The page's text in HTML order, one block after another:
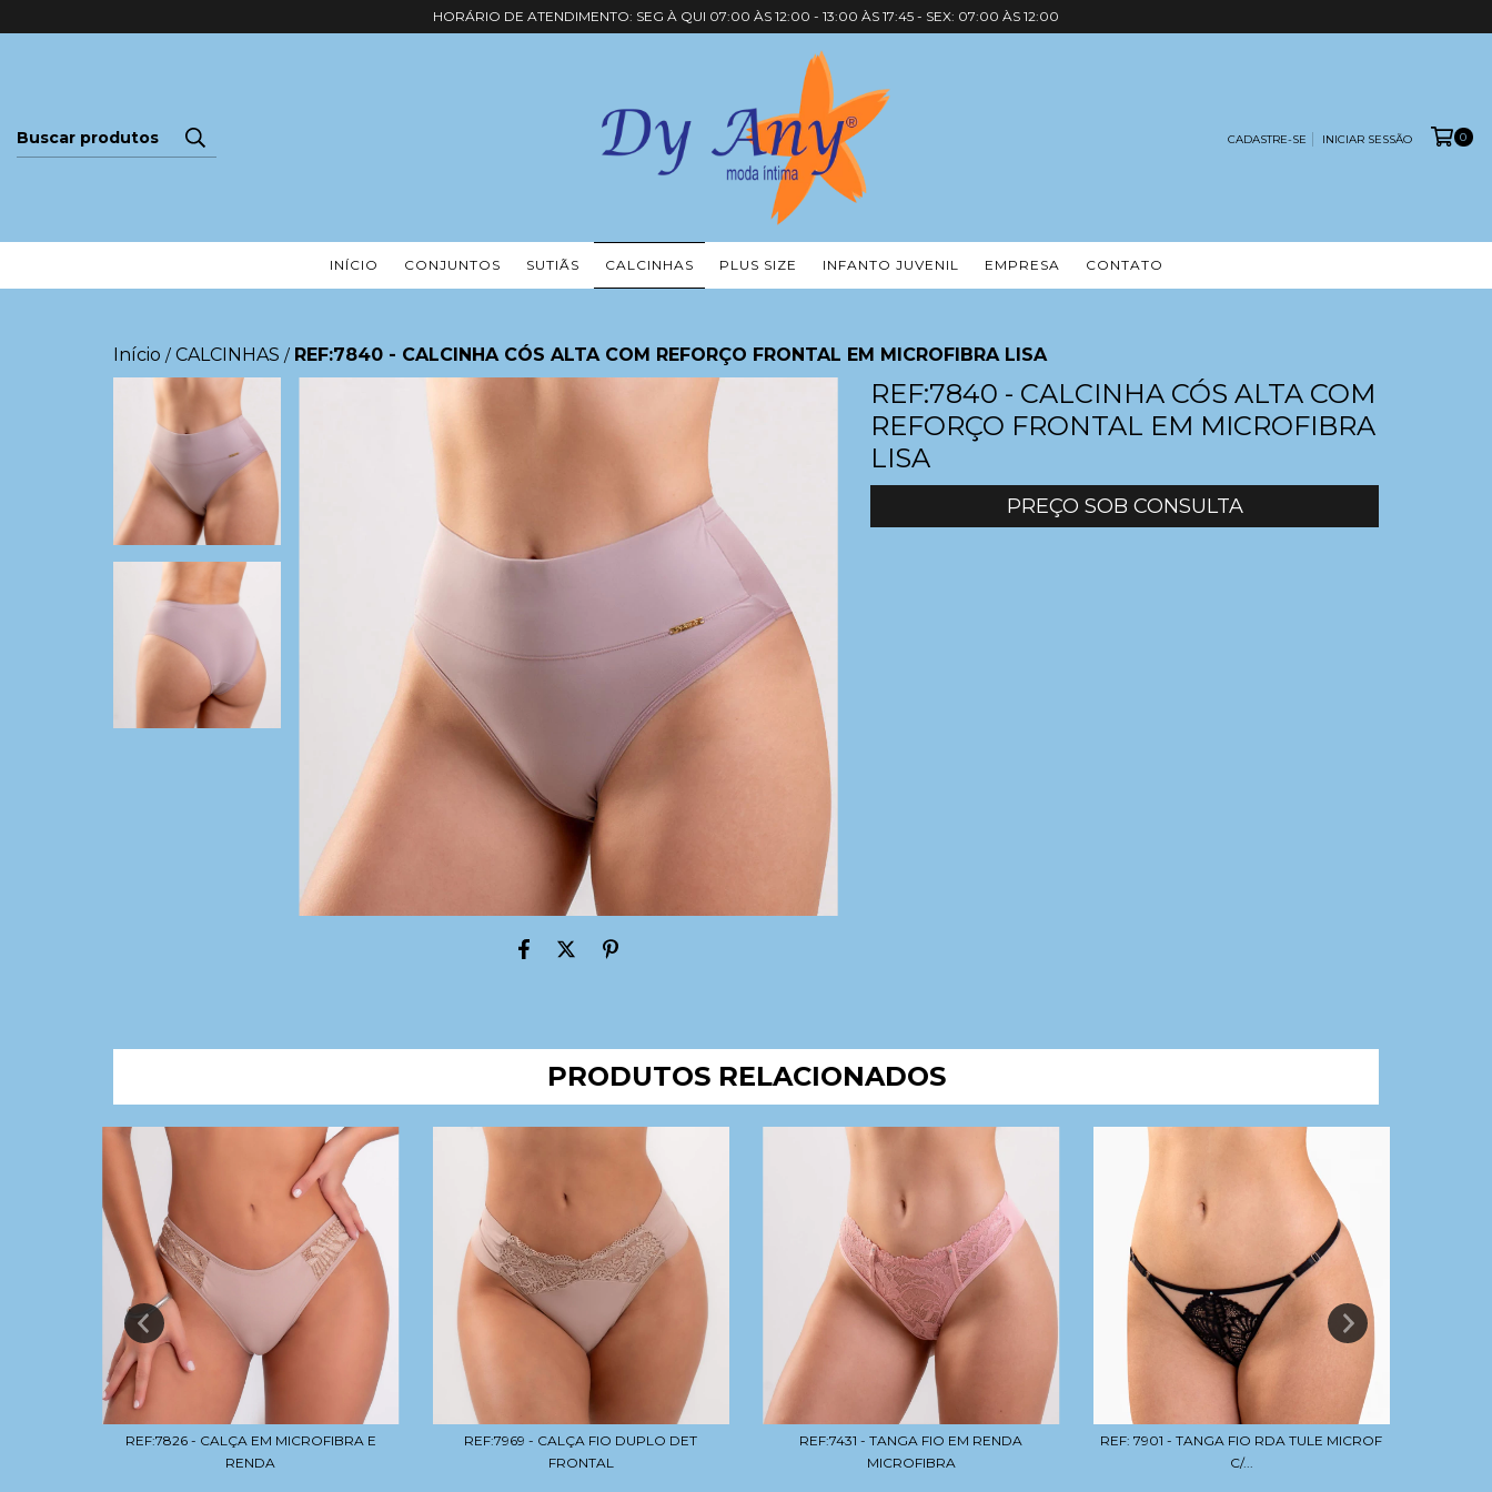
HORÁRIO DE ATENDIMENTO: SEG À QUI 07:00 ÀS 12:00 - 13:00 ÀS 17:45 - SEX: 07:00 ÀS 12:00
CADASTRE-SE INICIAR SESSÃO 0
INÍCIO CONJUNTOS SUTIÃS CALCINHAS PLUS SIZE INFANTO JUVENIL EMPRESA CONTATO
Início / CALCINHAS / REF:7840 - CALCINHA CÓS ALTA COM REFORÇO FRONTAL EM MICROFIBRA LISA
REF:7840 - CALCINHA CÓS ALTA COM
REFORÇO FRONTAL EM MICROFIBRA
LISA
PRODUTOS RELACIONADOS
REF:7826 - CALÇA EM MICROFIBRA E
RENDA
REF:7969 - CALÇA FIO DUPLO DET
FRONTAL
REF:7431 - TANGA FIO EM RENDA
MICROFIBRA
REF: 7901 - TANGA FIO RDA TULE MICROF
C/...